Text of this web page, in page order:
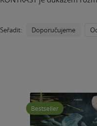
Seřadit: Doporučujeme
Bestseller